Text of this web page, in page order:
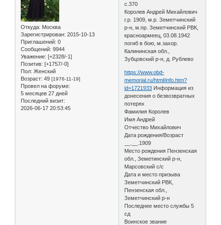
Откуда: Москва
Зарегистрирован: 2015-10-13
Приглашений: 0
Сообщений: 9944
Уважение: [+2328/-1]
Позитив: [+1757/-0]
Пол: Женский
Возраст: 49 [1976-11-19]
Провел на форуме:
5 месяцев 27 дней
Последний визит:
2026-06-17 20:53:45
с.370
Королев Андрей Михайлович
г.р. 1909, м.р. Земетчинский
р-н, м.пр. Земетчинский РВК,
красноармеец, 03.08.1942
погиб в бою, м.захор.
Калининская обл.,
Зубцовский р-н, д. Рублево
https://www.obd-
memorial.ru/html/info.htm?
id=1721933 Информация из
донесения о безвозвратных
потерях
Фамилия Королев
Имя Андрей
Отчество Михайлович
Дата рождения/Возраст
__.__.1909
Место рождения Пензенская
обл., Земетинский р-н,
Марсовский с/с
Дата и место призыва
Земетчинский РВК,
Пензенская обл.,
Земетчинский р-н
Последнее место службы 5
сд
Воинское звание